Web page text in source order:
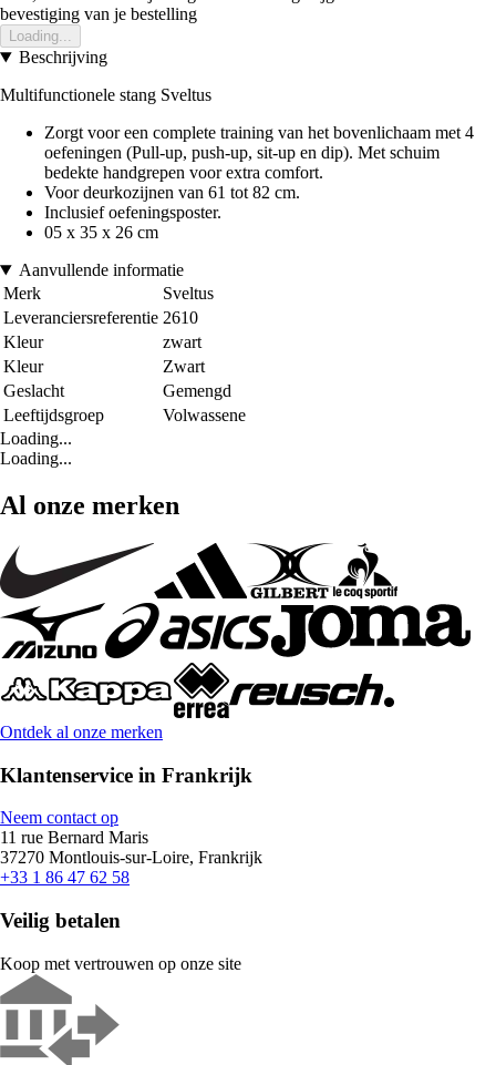
bevestiging van je bestelling
Loading...
Beschrijving
Multifunctionele stang Sveltus
Zorgt voor een complete training van het bovenlichaam met 4
oefeningen (Pull-up, push-up, sit-up en dip). Met schuim
bedekte handgrepen voor extra comfort.
Voor deurkozijnen van 61 tot 82 cm.
Inclusief oefeningsposter.
05 x 35 x 26 cm
Aanvullende informatie
Merk
Sveltus
Leveranciersreferentie 2610
Kleur
zwart
Kleur
Zwart
Geslacht
Gemengd
Leeftijdsgroep
Volwassene
Loading...
Loading...
Al onze merken
Ontdek al onze merken
Klantenservice in Frankrijk
Neem contact op
11 rue Bernard Maris
37270 Montlouis-sur-Loire, Frankrijk
+33 1 86 47 62 58
Veilig betalen
Koop met vertrouwen op onze site